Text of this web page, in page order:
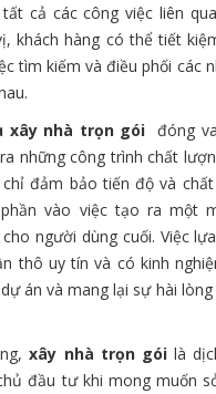
cả các công việc liên
khách hàng có thể tiết
tìm kiếm và điều phối các
xây nhà trọn gói đóng
những công trình chất
đảm bảo tiến độ và
vào việc tạo ra một
người dùng cuối. Việc
thô uy tín và có kinh
án và mang lại sự hài lòng
xây nhà trọn góilà
đầu tư khi mong muốn